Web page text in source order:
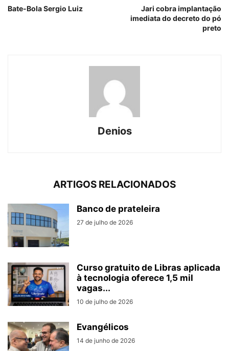
Bate-Bola Sergio Luiz
Jari cobra implantação
imediata do decreto do pó
preto
Denios
ARTIGOS RELACIONADOS
Banco de prateleira
27 de julho de 2026
Curso gratuito de Libras aplicada
à tecnologia oferece 1,5 mil
vagas...
10 de julho de 2026
Evangélicos
14 de junho de 2026